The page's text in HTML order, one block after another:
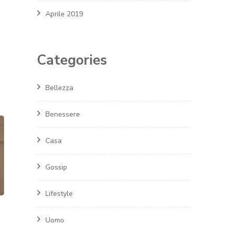
Aprile 2019
Categories
Bellezza
Benessere
Casa
Gossip
Lifestyle
Uomo